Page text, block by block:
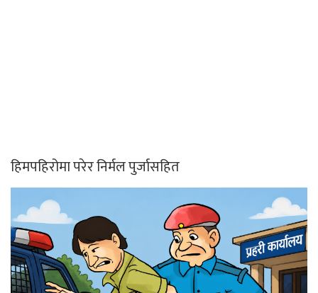
हिमपहिरोमा परेर निर्मल पुर्जासहित